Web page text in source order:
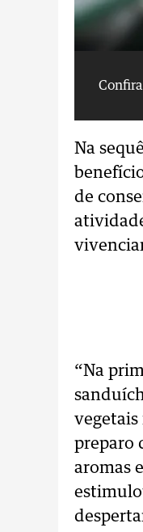
Na
de
“Na
vegetais
preparo
aromas